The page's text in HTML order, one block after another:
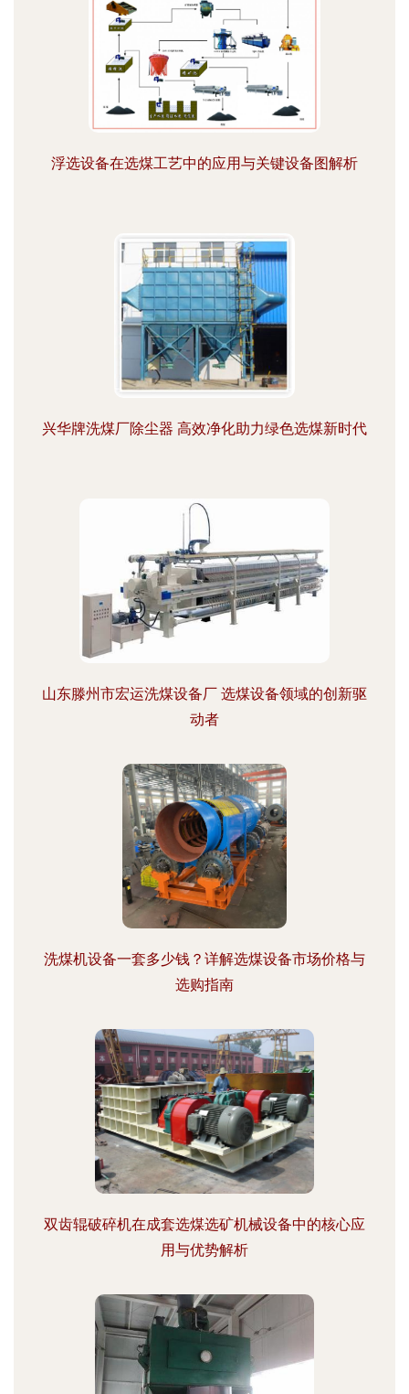
浮选设备在选煤工艺中的应用与关键设备图解析
兴华牌洗煤厂除尘器 高效净化助力绿色选煤新时代
山东滕州市宏运洗煤设备厂 选煤设备领域的创新驱
动者
洗煤机设备一套多少钱？详解选煤设备市场价格与
选购指南
双齿辊破碎机在成套选煤选矿机械设备中的核心应
用与优势解析